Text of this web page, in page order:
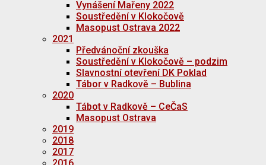
Vynášení Mařeny 2022
Soustředění v Klokočově
Masopust Ostrava 2022
2021
Předvánoční zkouška
Soustředění v Klokočově – podzim
Slavnostní otevření DK Poklad
Tábor v Radkově – Bublina
2020
Tábot v Radkově – CeČaS
Masopust Ostrava
2019
2018
2017